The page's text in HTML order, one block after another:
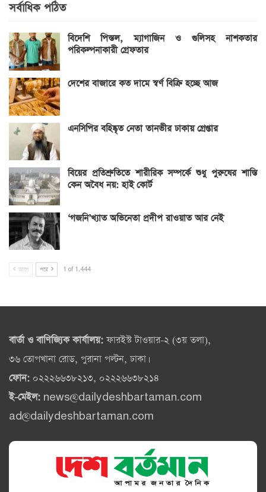
সর্বাধিক পঠিত
বিদেশি পিস্তল, ম্যাগাজিন ও গুলিসহ নাশকতার
পরিকল্পনাকারী গ্রেফতার
দেশের বাজারে কত দামে স্বর্ণ বিক্রি হচ্ছে আজ
এনসিপির বহিষ্কৃত নেতা তানভীর ঢাকায় গ্রেপ্তার
বিয়ের প্রতিশ্রুতিতে শারীরিক সম্পর্কে শুধু পুরুষের শাস্তি
কেন অবৈধ নয়: হাই কোর্ট
‘গজনি’খ্যাত অভিনেতা প্রদীপ রাওয়াত আর নেই
আগে পরে 1 of 1,444
বার্তা ও বাণিজ্যিক কার্যালয়:ফারইস্ট টাওয়ার-২ (৩য় তলা),
৩৬ তোপখানা রোড, পুরানা পল্টন, ঢাকা।
ফোন: ০২২২৬৬৩৮২১৩, ০২২২৬৬৩৮২১৪
ই-মেইল: news@dailydeshbartaman.com
ad@dailydeshbartaman.com